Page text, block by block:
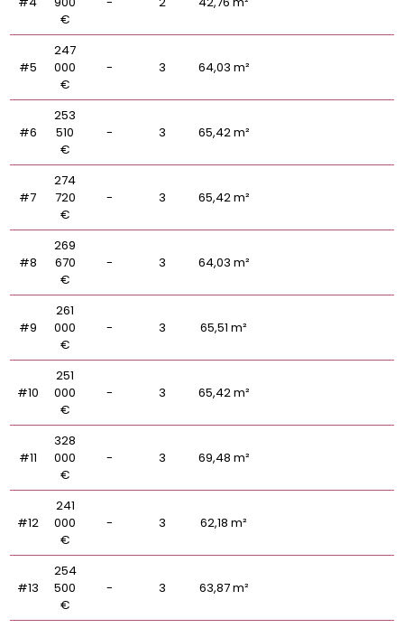
€
#5
247
000
€
- 3 64,03 m²
#6
253
510
€
- 3 65,42 m²
#7
274
720
€
- 3 65,42 m²
#8
269
670
€
- 3 64,03 m²
#9
261
000
€
- 3 65,51 m²
#10
251
000
€
- 3 65,42 m²
#11
328
000
€
- 3 69,48 m²
#12
241
000
€
- 3 62,18 m²
#13
254
500
€
- 3 63,87 m²